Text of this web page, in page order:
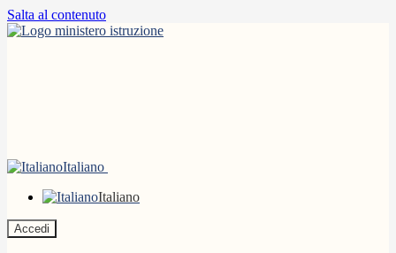
Salta al contenuto
Italiano
Italiano
Accedi